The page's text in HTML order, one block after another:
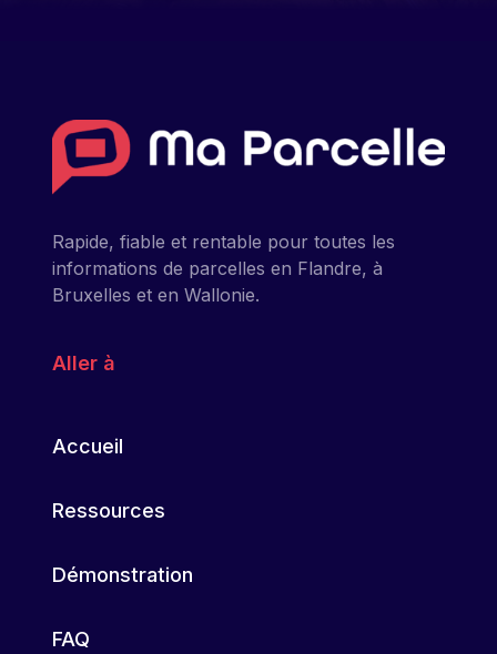
Rapide, fiable et rentable pour toutes les
informations de parcelles en Flandre, à
Bruxelles et en Wallonie.
Aller à
Accueil
Ressources
Démonstration
FAQ